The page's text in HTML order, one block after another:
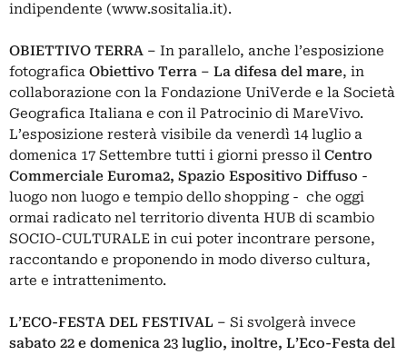
indipendente (www.sositalia.it).
OBIETTIVO TERRA – In parallelo, anche l’esposizione
fotografica Obiettivo Terra – La difesa del mare, in
collaborazione con la Fondazione UniVerde e la Società
Geografica Italiana e con il Patrocinio di MareVivo.
L’esposizione resterà visibile da venerdì 14 luglio a
domenica 17 Settembre tutti i giorni presso il Centro
Commerciale Euroma2, Spazio Espositivo Diffuso -
luogo non luogo e tempio dello shopping - che oggi
ormai radicato nel territorio diventa HUB di scambio
SOCIO-CULTURALE in cui poter incontrare persone,
raccontando e proponendo in modo diverso cultura,
arte e intrattenimento.
L’ECO-FESTA DEL FESTIVAL – Si svolgerà invece
sabato 22 e domenica 23 luglio, inoltre, L’Eco-Festa del